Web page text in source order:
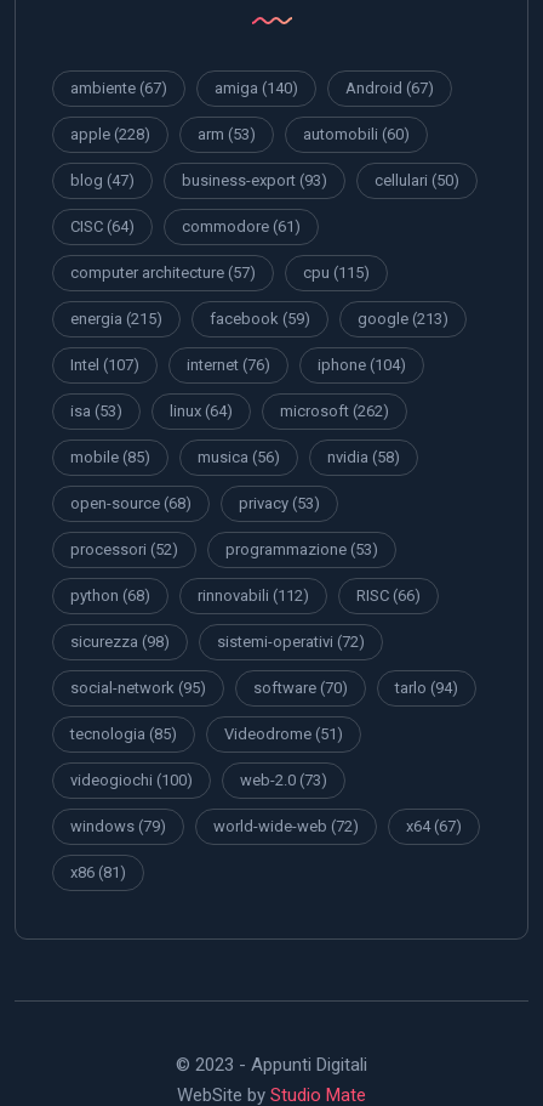
ambiente (67) amiga (140) Android (67)
apple (228) arm (53) automobili (60)
blog (47) business-export (93) cellulari (50)
CISC (64) commodore (61)
computer architecture (57) cpu (115)
energia (215) facebook (59) google (213)
Intel (107) internet (76) iphone (104)
isa (53) linux (64) microsoft (262)
mobile (85) musica (56) nvidia (58)
open-source (68) privacy (53)
processori (52) programmazione (53)
python (68) rinnovabili (112) RISC (66)
sicurezza (98) sistemi-operativi (72)
social-network (95) software (70) tarlo (94)
tecnologia (85) Videodrome (51)
videogiochi (100) web-2.0 (73)
windows (79) world-wide-web (72) x64(67)
x86 (81)
© 2023 - Appunti Digitali
WebSite by Studio Mate